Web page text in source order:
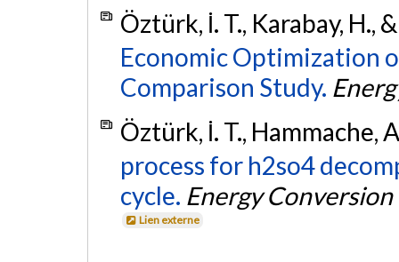
Öztürk, İ. T., Karabay, H.,
Economic Optimization
Comparison Study.
Öztürk, İ. T., Hammache,
process for h2so4
cycle. Energy
Lien externe